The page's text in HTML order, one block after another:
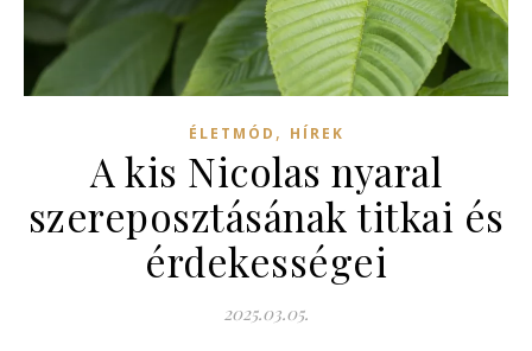
ÉLETMÓD , HÍREK
A kis Nicolas nyaral
szereposztásának titkai és
érdekességei
2025.03.05.